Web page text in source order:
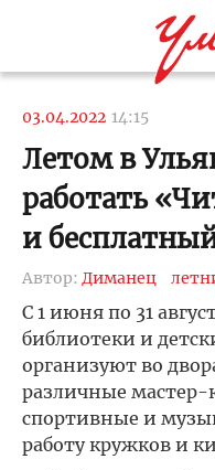
03.04.2022 14:15
Летом в
работать
и
Автор: Диманец
С 1 июня по 31
библиотеки и
организуют во
различные
спортивные и
работу кружков и